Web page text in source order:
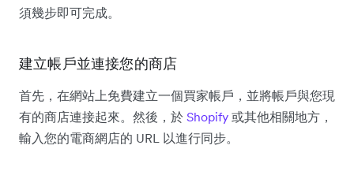
須幾步即可完成。
建立帳戶並連接您的商店
首先，在網站上免費建立一個買家帳戶，並將帳戶與您現
有的商店連接起來。然後，於 Shopify 或其他相關地方，
輸入您的電商網店的 URL 以進行同步。